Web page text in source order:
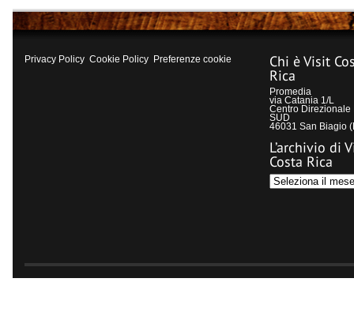
Privacy Policy Cookie Policy Preferenze cookie Chi è Visit
Rica
Promedia
via Catania 1/L
Centro Direzionale
SUD
46031 San Biagio
L’archivio di
Costa Rica
L’archivio
di